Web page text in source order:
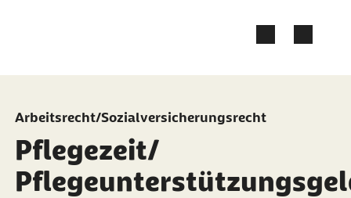
Arbeitsrecht/Sozialversicherungsrecht
Pflegezeit/